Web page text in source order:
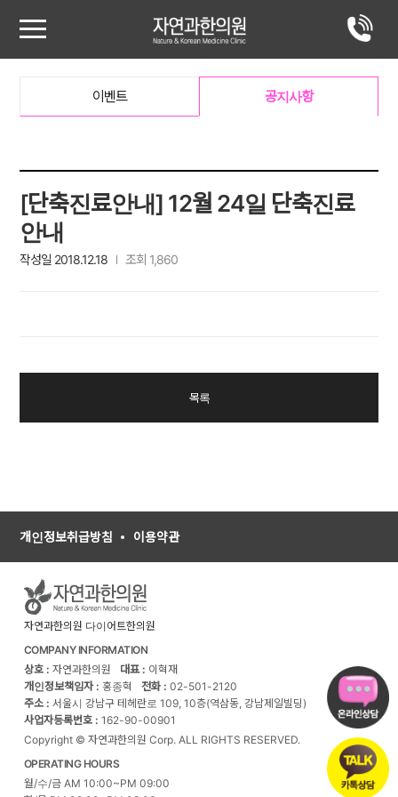
이벤트 공지사항
[단축진료안내] 12월 24일 단축진료
안내
작성일 2018.12.18 조회 1,860
목록
개인정보취급방침 이용약관
자연과한의원 다이어트한의원
COMPANY INFORMATION
상호 : 자연과한의원 대표 : 이혁재
개인정보책임자 : 홍종혁 전화 : 02-501-2120
주소 : 서울시 강남구 테헤란로 109, 10층(역삼동, 강남제일빌딩)
사업자등록번호 : 162-90-00901
Copyright © 자연과한의원 Corp. ALL RIGHTS RESERVED.
OPERATING HOURS
월/수/금 AM 10:00~PM 09:00